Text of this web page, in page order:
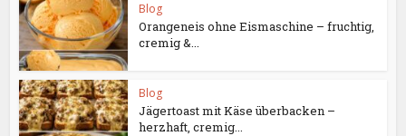
Blog
Orangeneis ohne Eismaschine – fruchtig,
cremig &...
Blog
Jägertoast mit Käse überbacken –
herzhaft, cremig...